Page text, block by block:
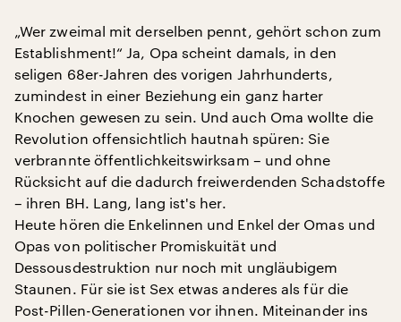
„Wer zweimal mit derselben pennt, gehört schon zum
Establishment!“ Ja, Opa scheint damals, in den
seligen 68er-Jahren des vorigen Jahrhunderts,
zumindest in einer Beziehung ein ganz harter
Knochen gewesen zu sein. Und auch Oma wollte die
Revolution offensichtlich hautnah spüren: Sie
verbrannte öffentlichkeitswirksam – und ohne
Rücksicht auf die dadurch freiwerdenden Schadstoffe
– ihren BH. Lang, lang ist's her.
Heute hören die Enkelinnen und Enkel der Omas und
Opas von politischer Promiskuität und
Dessousdestruktion nur noch mit ungläubigem
Staunen. Für sie ist Sex etwas anderes als für die
Post-Pillen-Generationen vor ihnen. Miteinander ins